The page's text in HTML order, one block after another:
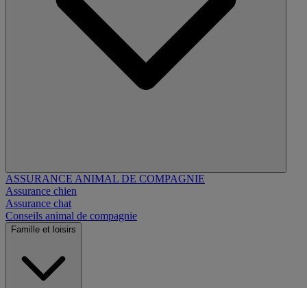
ASSURANCE ANIMAL DE COMPAGNIE
Assurance chien
Assurance chat
Conseils animal de compagnie
Famille et loisirs